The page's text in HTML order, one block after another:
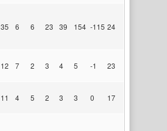
35 6 6 23 39 154 -115 24
12 7 2 3 4 5 -1 23
11 4 5 2 3 3 0 17